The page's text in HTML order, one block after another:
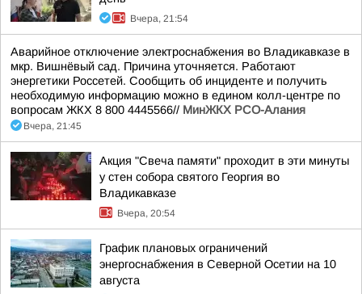
Вчера, 21:54
Аварийное отключение электроснабжения во Владикавказе в
мкр. Вишнёвый сад. Причина уточняется. Работают
энергетики Россетей. Сообщить об инциденте и получить
необходимую информацию можно в едином колл-центре по
вопросам ЖКХ 8 800 4445566// МинЖКХ РСО-Алания
Вчера, 21:45
Акция "Свеча памяти" проходит в эти минуты
у стен собора святого Георгия во
Владикавказе
Вчера, 20:54
График плановых ограничений
энергоснабжения в Северной Осетии на 10
августа